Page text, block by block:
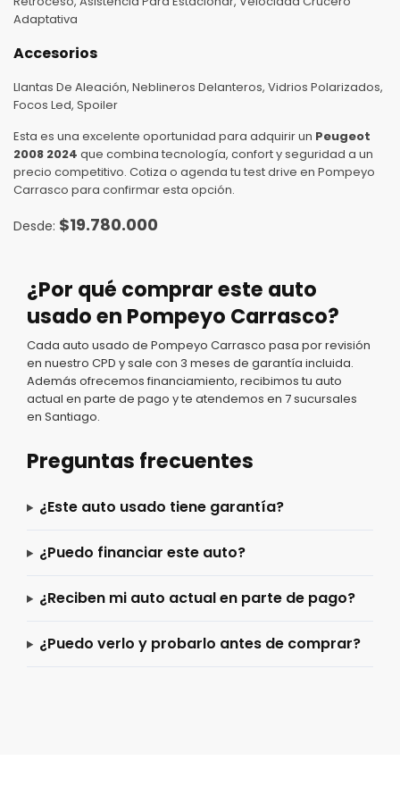
Adaptativa
Accesorios
Llantas De Aleación, Neblineros Delanteros, Vidrios Polarizados,
Focos Led, Spoiler
Esta es una excelente oportunidad para adquirir un Peugeot
2008 2024 que combina tecnología, confort y seguridad a un
precio competitivo. Cotiza o agenda tu test drive en Pompeyo
Carrasco para confirmar esta opción.
$19.780.000
¿Por qué comprar este auto
usado en Pompeyo Carrasco?
Cada auto usado de Pompeyo Carrasco pasa por revisión
en nuestro CPD y sale con 3 meses de garantía incluida.
Además ofrecemos financiamiento, recibimos tu auto
actual en parte de pago y te atendemos en 7 sucursales
en Santiago.
Preguntas frecuentes
¿Este auto usado tiene garantía?
¿Puedo financiar este auto?
¿Reciben mi auto actual en parte de pago?
¿Puedo verlo y probarlo antes de comprar?